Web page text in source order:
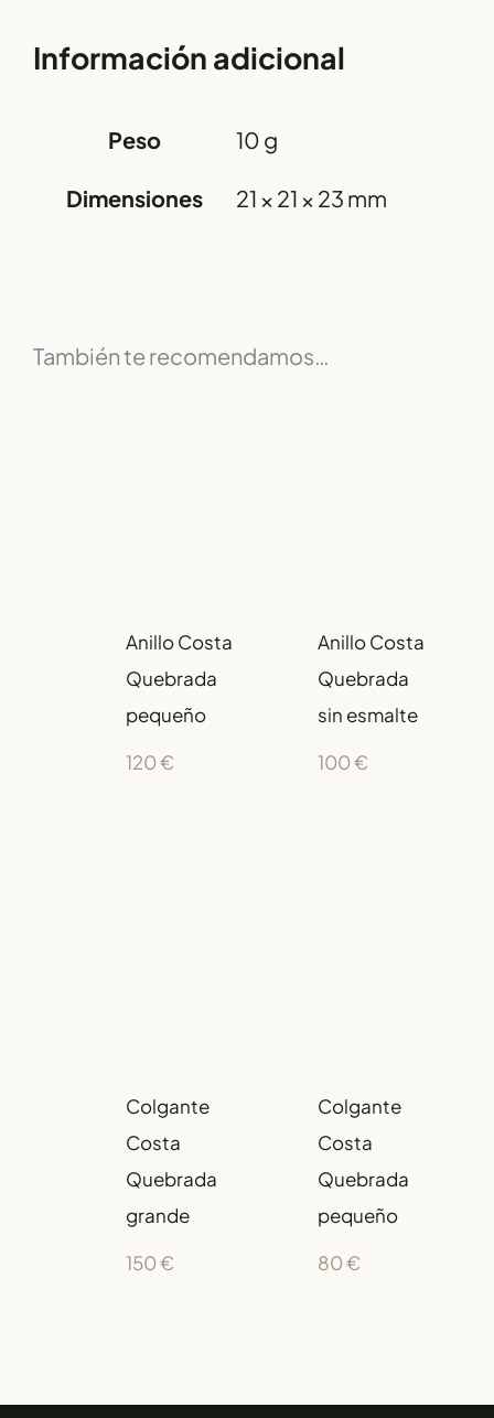
Información adicional
Peso 10 g
Dimensiones 21 × 21 × 23 mm
También te recomendamos…
Anillo Costa
Quebrada
pequeño
120€
Anillo Costa
Quebrada
sin esmalte
100€
Colgante
Costa
Quebrada
grande
150€
Colgante
Costa
Quebrada
pequeño
80€